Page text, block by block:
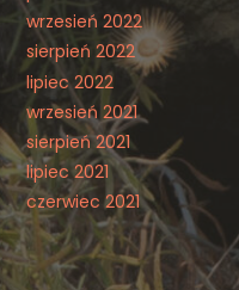
wrzesień 2022
sierpień 2022
lipiec 2022
wrzesień 2021
sierpień 2021
lipiec 2021
czerwiec 2021